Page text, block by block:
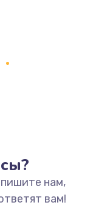
нам,
вам!